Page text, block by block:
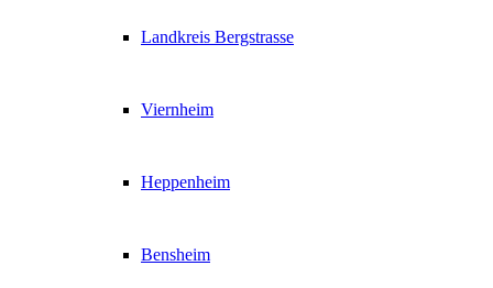
Landkreis Bergstrasse
Viernheim
Heppenheim
Bensheim